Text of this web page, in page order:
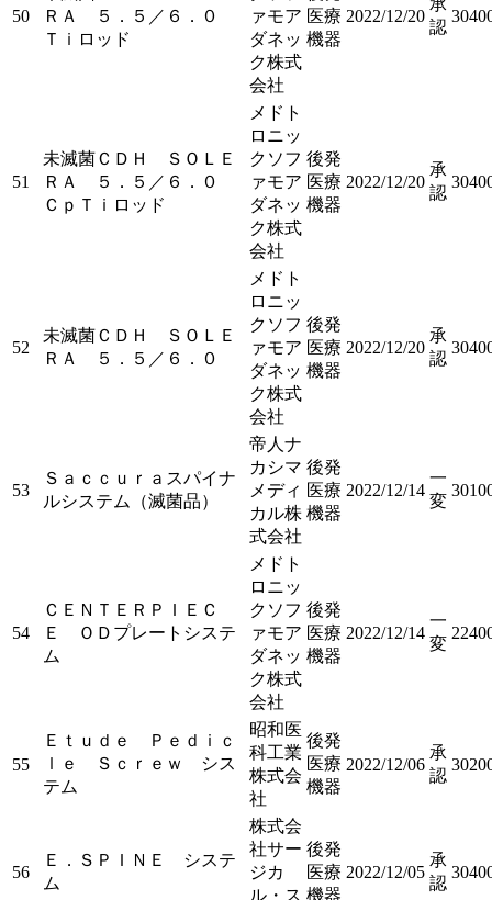
50
ＲＡ ５．５／６．０
Ｔｉロッド
ァモア
ダネッ
ク株式
会社
医療
機器
2022/12/20
認
51
未滅菌ＣＤＨ ＳＯＬＥ
ＲＡ ５．５／６．０
ＣｐＴｉロッド
メドト
ロニッ
クソフ
ァモア
ダネッ
ク株式
会社
後発
医療
機器
2022/12/20
承
認
52
未滅菌ＣＤＨ ＳＯＬＥ
ＲＡ ５．５／６．０
メドト
ロニッ
クソフ
ァモア
ダネッ
ク株式
会社
後発
医療
機器
2022/12/20
承
認
53
Ｓａｃｃｕｒａスパイナ
ルシステム（滅菌品）
帝人ナ
カシマ
メディ
カル株
式会社
後発
医療
機器
2022/12/14
一
変
54
ＣＥＮＴＥＲＰＩＥＣ
Ｅ ＯＤプレートシステ
ム
メドト
ロニッ
クソフ
ァモア
ダネッ
ク株式
会社
後発
医療
機器
2022/12/14
一
変
55
Ｅｔｕｄｅ Ｐｅｄｉｃ
ｌｅ Ｓｃｒｅｗ シス
テム
昭和医
科工業
株式会
社
後発
医療
機器
2022/12/06
承
認
56
Ｅ．ＳＰＩＮＥ システ
ム
株式会
社サー
ジカ
ル・ス
後発
医療
機器
2022/12/05
承
認